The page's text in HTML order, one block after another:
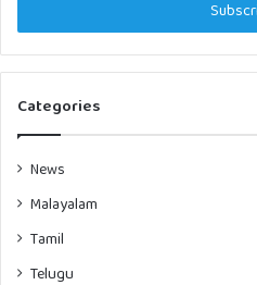
Categories
News
Malayalam
Tamil
Telugu